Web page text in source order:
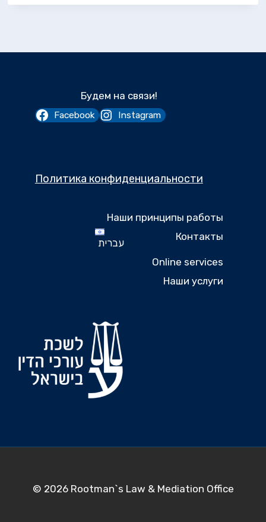
Будем на связи!
Facebook Instagram
Политика конфиденциальности
Наши принципы работы
עברית
Контакты
Online services
Наши услуги
© 2026 Rootman`s Law & Mediation Office